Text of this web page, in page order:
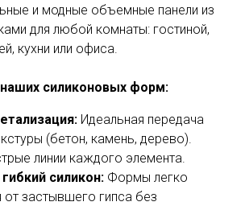
и модные объемные панели из
для любой комнаты: гостиной,
кухни или офиса.
силиконовых форм:
Идеальная передача
(бетон, камень, дерево).
линии каждого элемента.
силикон: Формы легко
от застывшего гипса без